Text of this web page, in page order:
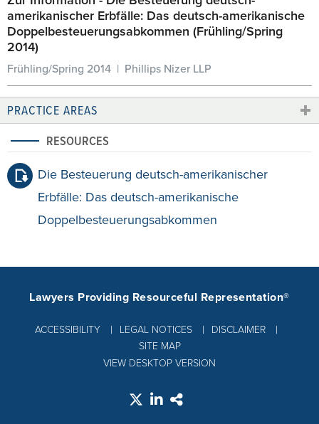
amerikanischer Erbfälle: Das deutsch-amerikanische
Doppelbesteuerungsabkommen (Frühling/Spring
2014)
Frühling/Spring 2014 | Phillips Nizer LLP
PRACTICE AREAS
RESOURCES
Die Besteuerung deutsch-amerikanischer
Erbfälle: Das deutsch-amerikanische
Doppelbesteuerungsabkommen
ACCESSIBILITY LEGAL NOTICES
DISCLAIMER
SITE MAP
Lawyers Providing Resourceful Representation®
VIEW DESKTOP VERSION